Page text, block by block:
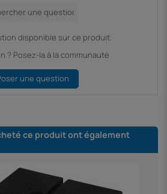
disponible sur ce produit.
? Posez-la à la communauté
une question
ce produit ont également